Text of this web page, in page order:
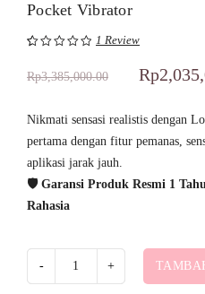
Pocket Vibrator
berdasarkan
penilaian
pelanggan
1 Review
Rp3,385,000.00 Rp
Nikmati sensasi realistis dengan
pertama dengan fitur pemanas,
aplikasi jarak jauh.
🛡️ Garansi Produk Resmi 1
Rahasia